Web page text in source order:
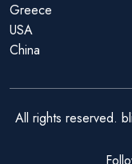
Greece
USA
China
All rights reserved.